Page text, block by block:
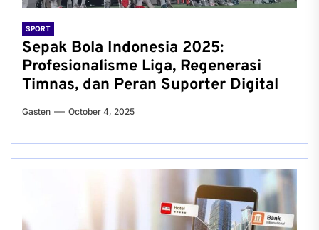
SPORT
Sepak Bola Indonesia 2025:
Profesionalisme Liga, Regenerasi
Timnas, dan Peran Suporter Digital
Gasten October 4, 2025